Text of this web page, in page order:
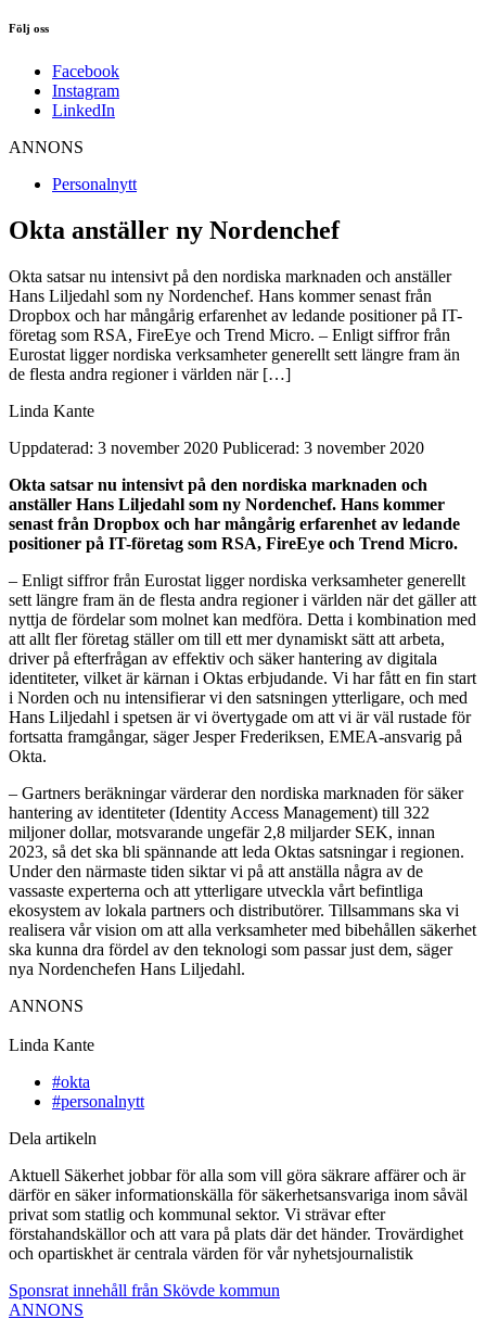
Följ oss
Facebook
Instagram
LinkedIn
ANNONS
Personalnytt
Okta anställer ny Nordenchef
Okta satsar nu intensivt på den nordiska marknaden och anställer
Hans Liljedahl som ny Nordenchef. Hans kommer senast från
Dropbox och har mångårig erfarenhet av ledande positioner på IT-
företag som RSA, FireEye och Trend Micro. – Enligt siffror från
Eurostat ligger nordiska verksamheter generellt sett längre fram än
de flesta andra regioner i världen när […]
Linda Kante
Uppdaterad: 3 november 2020 Publicerad: 3 november 2020
Okta satsar nu intensivt på den nordiska marknaden och
anställer Hans Liljedahl som ny Nordenchef. Hans kommer
senast från Dropbox och har mångårig erfarenhet av ledande
positioner på IT-företag som RSA, FireEye och Trend Micro.
– Enligt siffror från Eurostat ligger nordiska verksamheter generellt
sett längre fram än de flesta andra regioner i världen när det gäller att
nyttja de fördelar som molnet kan medföra. Detta i kombination med
att allt fler företag ställer om till ett mer dynamiskt sätt att arbeta,
driver på efterfrågan av effektiv och säker hantering av digitala
identiteter, vilket är kärnan i Oktas erbjudande. Vi har fått en fin start
i Norden och nu intensifierar vi den satsningen ytterligare, och med
Hans Liljedahl i spetsen är vi övertygade om att vi är väl rustade för
fortsatta framgångar, säger Jesper Frederiksen, EMEA-ansvarig på
Okta.
– Gartners beräkningar värderar den nordiska marknaden för säker
hantering av identiteter (Identity Access Management) till 322
miljoner dollar, motsvarande ungefär 2,8 miljarder SEK, innan
2023, så det ska bli spännande att leda Oktas satsningar i regionen.
Under den närmaste tiden siktar vi på att anställa några av de
vassaste experterna och att ytterligare utveckla vårt befintliga
ekosystem av lokala partners och distributörer. Tillsammans ska vi
realisera vår vision om att alla verksamheter med bibehållen säkerhet
ska kunna dra fördel av den teknologi som passar just dem, säger
nya Nordenchefen Hans Liljedahl.
ANNONS
Linda Kante
#okta
#personalnytt
Dela artikeln
Aktuell Säkerhet jobbar för alla som vill göra säkrare affärer och är
därför en säker informationskälla för säkerhetsansvariga inom såväl
privat som statlig och kommunal sektor. Vi strävar efter
förstahandskällor och att vara på plats där det händer. Trovärdighet
och opartiskhet är centrala värden för vår nyhetsjournalistik
Sponsrat innehåll från Skövde kommun
ANNONS